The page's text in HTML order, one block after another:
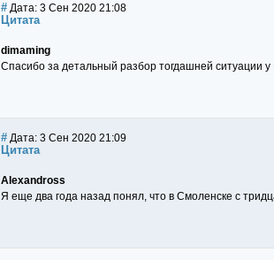
# Дата: 3 Сен 2020 21:08
Цитата
dimaming
Спасибо за детальный разбор тогдашней ситуации у
# Дата: 3 Сен 2020 21:09
Цитата
Alexandross
Я еще два года назад понял, что в Смоленске с